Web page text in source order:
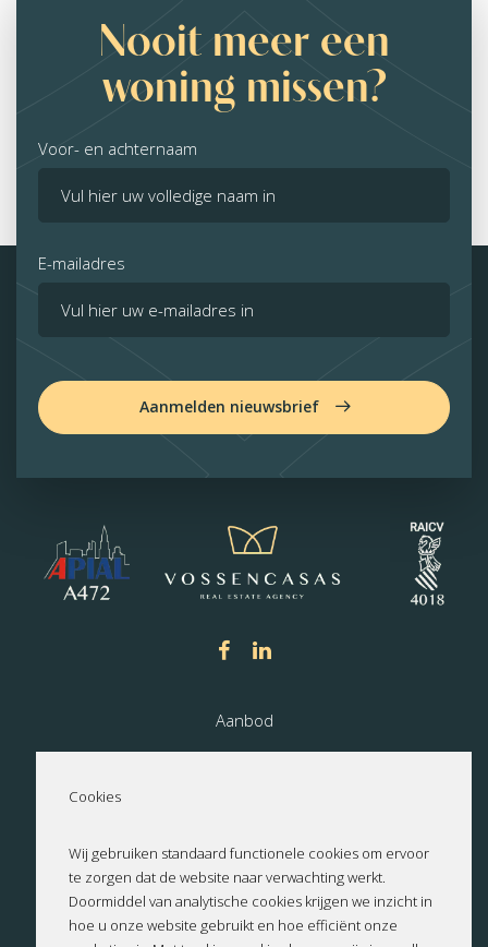
Nooit meer een
woning missen?
Voor- en achternaam
E-mailadres
Aanmelden nieuwsbrief
Aanbod
Contact
Cookies
Wij gebruiken standaard functionele cookies om ervoor
te zorgen dat de website naar verwachting werkt.
Doormiddel van analytische cookies krijgen we inzicht in
hoe u onze website gebruikt en hoe efficiënt onze